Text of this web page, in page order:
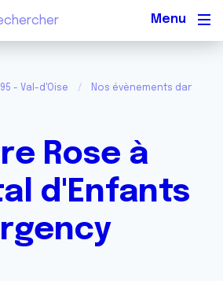
95 - Val-d'Oise Nos évènements dans le
Rose à
d'Enfants